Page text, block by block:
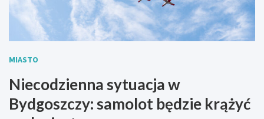
MIASTO
Niecodzienna sytuacja w
Bydgoszczy: samolot będzie krążyć